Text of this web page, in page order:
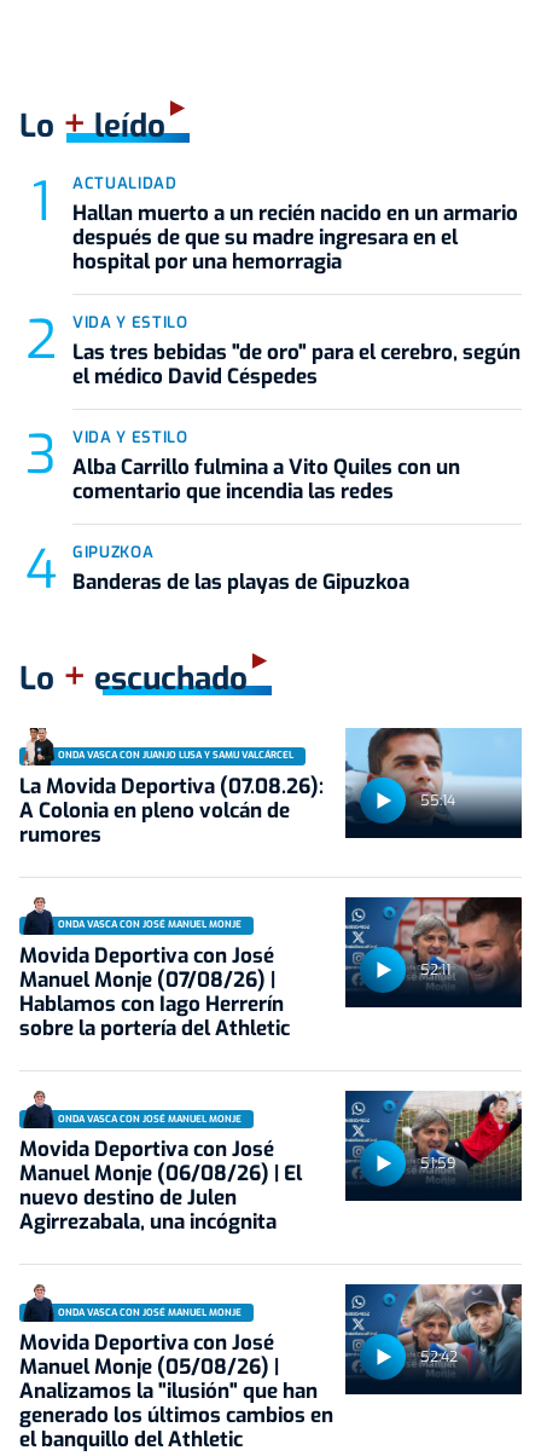
Lo +leído
ACTUALIDAD
Hallan muerto a un recién nacido en un armario
después de que su madre ingresara en el
hospital por una hemorragia
VIDA Y ESTILO
Las tres bebidas "de oro" para el cerebro, según
el médico David Céspedes
VIDA Y ESTILO
Alba Carrillo fulmina a Vito Quiles con un
comentario que incendia las redes
GIPUZKOA
Banderas de las playas de Gipuzkoa
Lo + escuchado
55:14
ONDA VASCA CON JUANJO LUSA Y SAMU VALCÁRCEL
La Movida Deportiva (07.08.26):
A Colonia en pleno volcán de
rumores
52:11
ONDA VASCA CON JOSÉ MANUEL MONJE
Movida Deportiva con José
Manuel Monje (07/08/26) |
Hablamos con Iago Herrerín
sobre la portería del Athletic
51:59
ONDA VASCA CON JOSÉ MANUEL MONJE
Movida Deportiva con José
Manuel Monje (06/08/26) | El
nuevo destino de Julen
Agirrezabala, una incógnita
52:42
ONDA VASCA CON JOSÉ MANUEL MONJE
Movida Deportiva con José
Manuel Monje (05/08/26) |
Analizamos la "ilusión" que han
generado los últimos cambios en
el banquillo del Athletic